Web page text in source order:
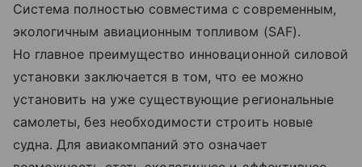
Система полностью совместима с современным,
экологичным авиационным топливом (SAF).
Но главное преимущество инновационной силовой
установки заключается в том, что ее можно
установить на уже существующие региональные
самолеты, без необходимости строить новые
судна. Для авиакомпаний это означает